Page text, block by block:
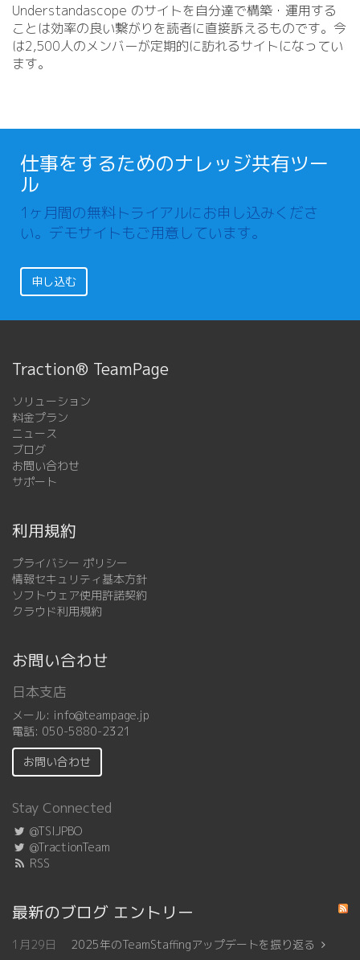
Understandascope のサイトを自分達で構築・運用する
ことは効率の良い繋がりを読者に直接訴えるものです。今
は2,500人のメンバーが定期的に訪れるサイトになってい
ます。
仕事をするためのナレッジ共有ツー
ル
1ヶ月間の無料トライアルにお申し込みくださ
い。デモサイトもご用意しています。
申し込む
Traction® TeamPage
ソリューション
料金プラン
ニュース
ブログ
お問い合わせ
サポート
利用規約
プライバシー ポリシー
情報セキュリティ基本方針
ソフトウェア使用許諾契約
クラウド利用規約
お問い合わせ
日本支店
メール: info@teampage.jp
電話: 050-5880-2321
お問い合わせ
Stay Connected
@TSIJPBO
@TractionTeam
RSS
最新のブログ エントリー
1月29日 2025年のTeamStaffingアップデートを振り返る